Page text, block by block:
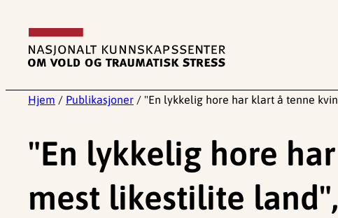
innhold
Hjem / Publikasjoner / "En lykkelig hore har klart å tenne
"En lykkelig hore
mest likestilite